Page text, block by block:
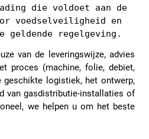
die voldoet aan de
voedselveiligheid en
geldende regelgeving.
van de leveringswijze, advies
proces (machine, folie, debiet,
geschikte logistiek, het ontwerp,
van gasdistributie-installaties of
we helpen u om het beste